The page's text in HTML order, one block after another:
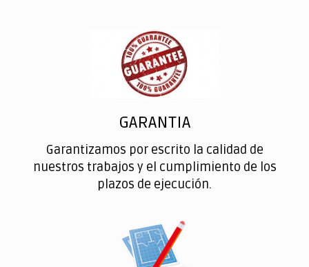
GARANTIA
Garantizamos por escrito la calidad de
nuestros trabajos y el cumplimiento de los
plazos de ejecución.